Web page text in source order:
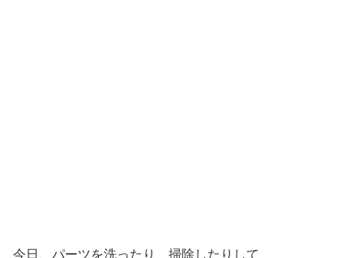
今日、パーツを洗ったり、掃除したりして